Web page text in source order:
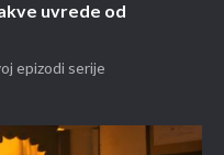
uvrede od
epizodi serije